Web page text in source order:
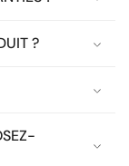
?